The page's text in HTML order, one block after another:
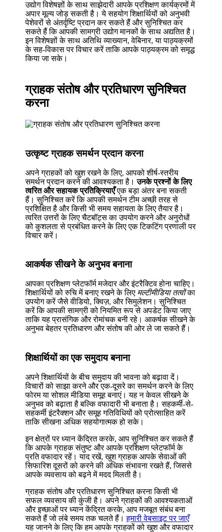
उद्योग विशेषज्ञों के साथ साझेदारी आपके प्रशिक्षण कार्यक्रमों में
अपार मूल्य जोड़ सकती है। ये सहयोग शिक्षार्थियों को अनुभवी
पेशेवरों से अंतर्दृष्टि प्रदान कर सकते हैं और सुनिश्चित कर
सकते हैं कि आपकी सामग्री उद्योग मानकों के साथ अद्यतित है।
इन विशेषज्ञों के साथ अतिथि व्याख्यान, वेबिनार, या पाठ्यक्रमों
के सह-विकास पर विचार करें ताकि आपके पाठ्यक्रम को समृद्ध
किया जा सके।
ग्राहक संतोष और प्रतिधारण सुनिश्चित
करना
उत्कृष्ट ग्राहक समर्थन प्रदान करना
अपने ग्राहकों को खुश रखने के लिए, आपको शीर्ष-स्तरीय
समर्थन प्रदान करने की आवश्यकता है।उनके प्रश्नों के लिए
त्वरित और सहायक प्रतिक्रियाएँएक बड़ा अंतर बना सकती
हैं। सुनिश्चित करें कि आपकी समर्थन टीम अच्छी तरह से
प्रशिक्षित है और किसी भी समय सहायता के लिए तैयार है।
त्वरित उत्तरों के लिए चैटबॉट्स का उपयोग करने और अनुरोधों
को कुशलता से प्रबंधित करने के लिए एक टिकटिंग प्रणाली पर
विचार करें।
आकर्षक सीखने के अनुभव बनाना
आपका प्रशिक्षण प्लेटफॉर्म मजेदार और इंटरैक्टिव होना चाहिए।
शिक्षार्थियों को रुचि में बनाए रखने के लिए मल्टीमीडिया तत्वोंका
उपयोग करें जैसे वीडियो, क्विज़, और सिमुलेशन। सुनिश्चित
करें कि आपकी सामग्री को नियमित रूप से अपडेट किया जाए
ताकि यह प्रासंगिक और रोमांचक बनी रहे। आकर्षक सीखने के
अनुभव बेहतर प्रतिधारण और संतोष की ओर ले जा सकते हैं।
शिक्षार्थियों का एक समुदाय बनाना
अपने शिक्षार्थियों के बीच समुदाय की भावना को बढ़ावा दें।
विचारों को साझा करने और एक-दूसरे का समर्थन करने के लिए
फोरम या सोशल मीडिया समूह बनाएं। यह न केवल सीखने के
अनुभव को बढ़ाता है बल्कि वफादारी भी बनाता है। सहकर्मी-से-
सहकर्मी इंटरैक्शन और समूह गतिविधियों को प्रोत्साहित करें
ताकि सीखना अधिक सहयोगात्मक हो सके।
इन क्षेत्रों पर ध्यान केंद्रित करके, आप सुनिश्चित कर सकते हैं
कि आपके ग्राहक संतुष्ट और आपके प्रशिक्षण प्लेटफॉर्म के
प्रति वफादार रहें। याद रखें, खुश ग्राहक आपके सेवाओं की
सिफारिश दूसरों को करने की अधिक संभावना रखते हैं, जिससे
आपके व्यवसाय को बढ़ने में मदद मिलती है।
ग्राहक संतोष और प्रतिधारण सुनिश्चित करना किसी भी
सफल व्यवसाय की कुंजी है। अपने ग्राहकों की आवश्यकताओं
और इच्छाओं पर ध्यान केंद्रित करके, आप मजबूत संबंध बना
सकते हैं जो लंबे समय तक चलते हैं।हमारी वेबसाइट पर जाएँ
यह जानने के लिए कि हम आपके ग्राहकों को खुश और वफादार